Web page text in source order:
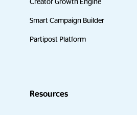
Smart Campaign Builder
Partipost Platform
Resources